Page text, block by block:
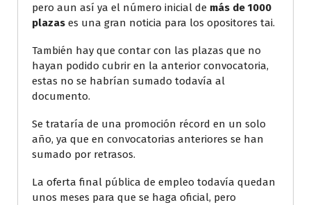
pero aun así ya el número inicial de más de 1000
plazas es una gran noticia para los opositores tai.
También hay que contar con las plazas que no
hayan podido cubrir en la anterior convocatoria,
estas no se habrían sumado todavía al
documento.
Se trataría de una promoción récord en un solo
año, ya que en convocatorias anteriores se han
sumado por retrasos.
La oferta final pública de empleo todavía quedan
unos meses para que se haga oficial, pero